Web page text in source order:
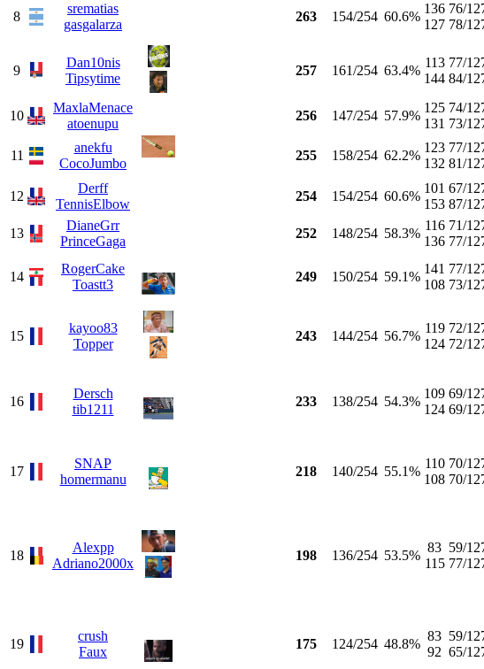
8
srematias
gasgalarza
263 154/254 60.6%
136
127
76/
78/
9
Dan10nis
Tipsytime
257 161/254 63.4%
113
144
77/
84/
10
MaxlaMenace
atoenupu
256 147/254 57.9%
125
131
74/
73/
11
anekfu
CocoJumbo
255 158/254 62.2%
123
132
77/
81/
12
Derff
TennisElbow
254 154/254 60.6%
101
153
67/
87/
13
DianeGrr
PrinceGaga
252 148/254 58.3%
116
136
71/
77/
14
RogerCake
Toastt3
249 150/254 59.1%
141
108
77/
73/
15
kayoo83
Topper
243 144/254 56.7%
119
124
72/
72/
16
Dersch
tib1211
233 138/254 54.3%
109
124
69/
69/
17
SNAP
homermanu
218 140/254 55.1%
110
108
70/
70/
18
Alexpp
Adriano2000x
198 136/254 53.5%
83
115
59/
77/
19
crush
Faux
175 124/254 48.8%
83
92
59/
65/